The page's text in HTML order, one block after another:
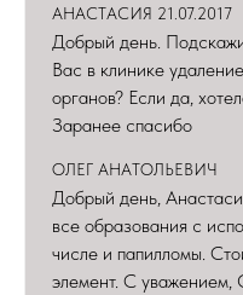
АНАСТАСИЯ 21.07.2017
Добрый день.
Вас в клинике
органов? Если да,
Заранее спасибо
ОЛЕГ АНАТОЛЬЕВИЧ
Добрый день,
все образования с
числе и папилломы.
элемент. С уважением,